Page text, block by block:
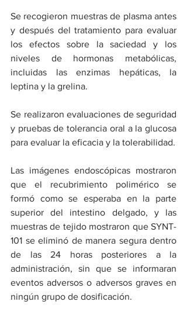
Se recogieron muestras de plasma antes
y después del tratamiento para evaluar
los efectos sobre la saciedad y los
niveles de hormonas metabólicas,
incluidas las enzimas hepáticas, la
leptina y la grelina.
Se realizaron evaluaciones de seguridad
y pruebas de tolerancia oral a la glucosa
para evaluar la eficacia y la tolerabilidad.
Las imágenes endoscópicas mostraron
que el recubrimiento polimérico se
formó como se esperaba en la parte
superior del intestino delgado, y las
muestras de tejido mostraron que SYNT-
101 se eliminó de manera segura dentro
de las 24 horas posteriores a la
administración, sin que se informaran
eventos adversos o adversos graves en
ningún grupo de dosificación.